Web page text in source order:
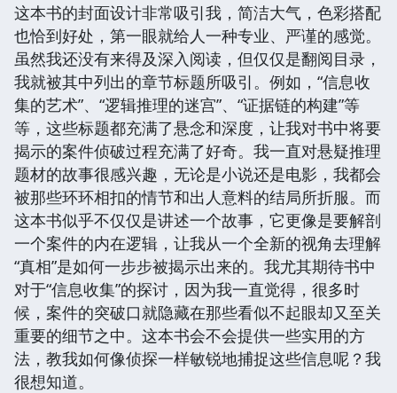
这本书的封面设计非常吸引我，简洁大气，色彩搭配
也恰到好处，第一眼就给人一种专业、严谨的感觉。
虽然我还没有来得及深入阅读，但仅仅是翻阅目录，
我就被其中列出的章节标题所吸引。例如，“信息收
集的艺术”、“逻辑推理的迷宫”、“证据链的构建”等
等，这些标题都充满了悬念和深度，让我对书中将要
揭示的案件侦破过程充满了好奇。我一直对悬疑推理
题材的故事很感兴趣，无论是小说还是电影，我都会
被那些环环相扣的情节和出人意料的结局所折服。而
这本书似乎不仅仅是讲述一个故事，它更像是要解剖
一个案件的内在逻辑，让我从一个全新的视角去理解
“真相”是如何一步步被揭示出来的。我尤其期待书中
对于“信息收集”的探讨，因为我一直觉得，很多时
候，案件的突破口就隐藏在那些看似不起眼却又至关
重要的细节之中。这本书会不会提供一些实用的方
法，教我如何像侦探一样敏锐地捕捉这些信息呢？我
很想知道。